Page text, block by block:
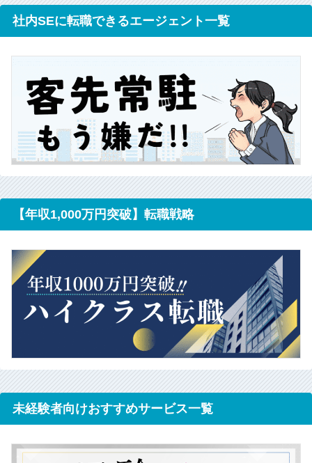
社内SEに転職できるエージェント一覧
【年収1,000万円突破】転職戦略
未経験者向けおすすめサービス一覧